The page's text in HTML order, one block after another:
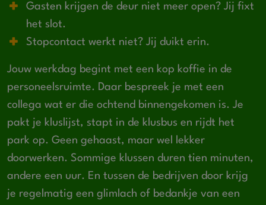
Gasten krijgen de deur niet meer open? Jij fixt
het slot.
Stopcontact werkt niet? Jij duikt erin.
Jouw werkdag begint met een kop koffie in de
personeelsruimte. Daar bespreek je met een
collega wat er die ochtend binnengekomen is. Je
pakt je kluslijst, stapt in de klusbus en rijdt het
park op. Geen gehaast, maar wel lekker
doorwerken. Sommige klussen duren tien minuten,
andere een uur. En tussen de bedrijven door krijg
je regelmatig een glimlach of bedankje van een